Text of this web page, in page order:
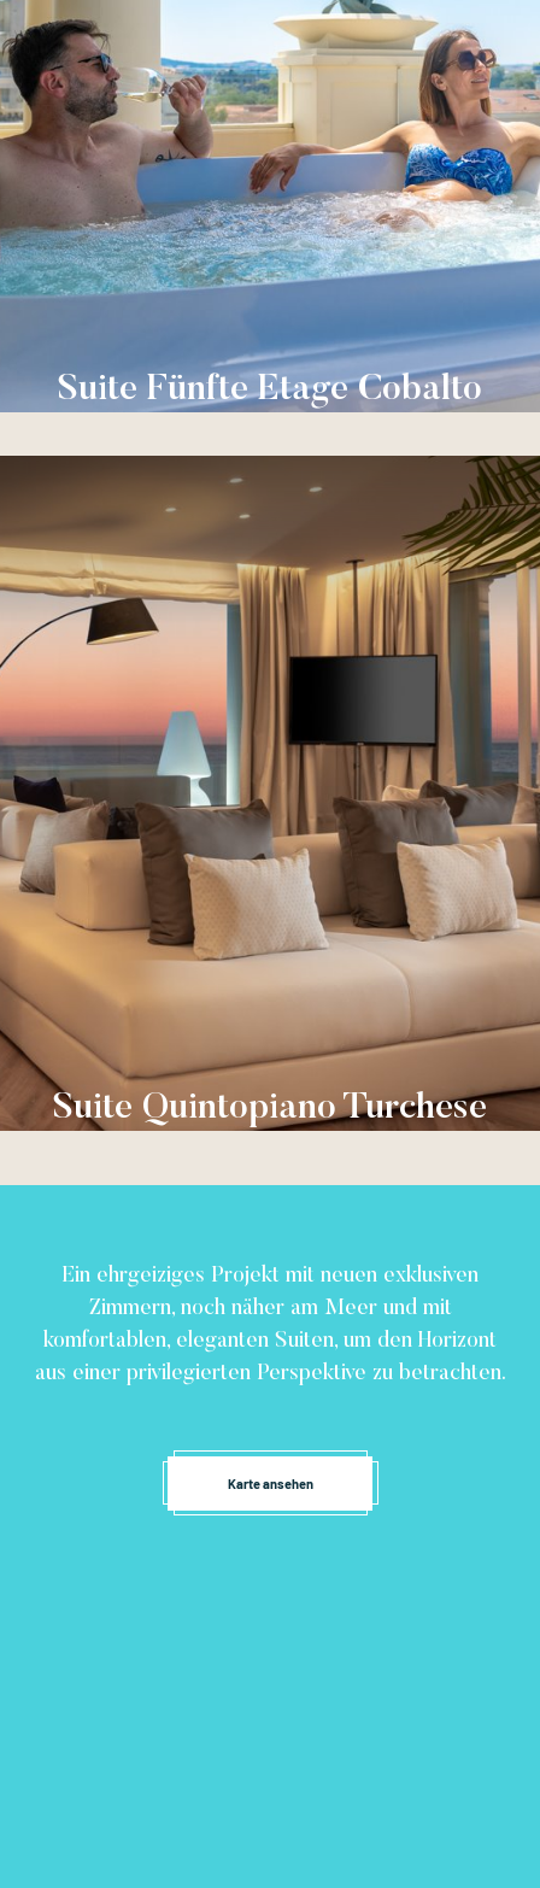
Suite Fünfte Etage Cobalto
Suite Quintopiano Turchese
Ein ehrgeiziges Projekt mit neuen exklusiven
Zimmern, noch näher am Meer und mit
komfortablen, eleganten Suiten, um den Horizont
aus einer privilegierten Perspektive zu betrachten.
Karte ansehen